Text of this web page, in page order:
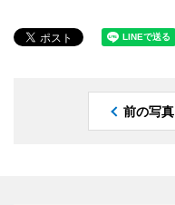
前の写真